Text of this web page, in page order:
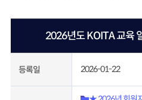
2026년도 KOITA 교육
등록일 2026-01-22